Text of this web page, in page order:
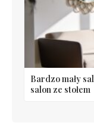
Bardzo mały
salon ze stołem